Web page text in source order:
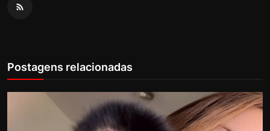
Postagens relacionadas